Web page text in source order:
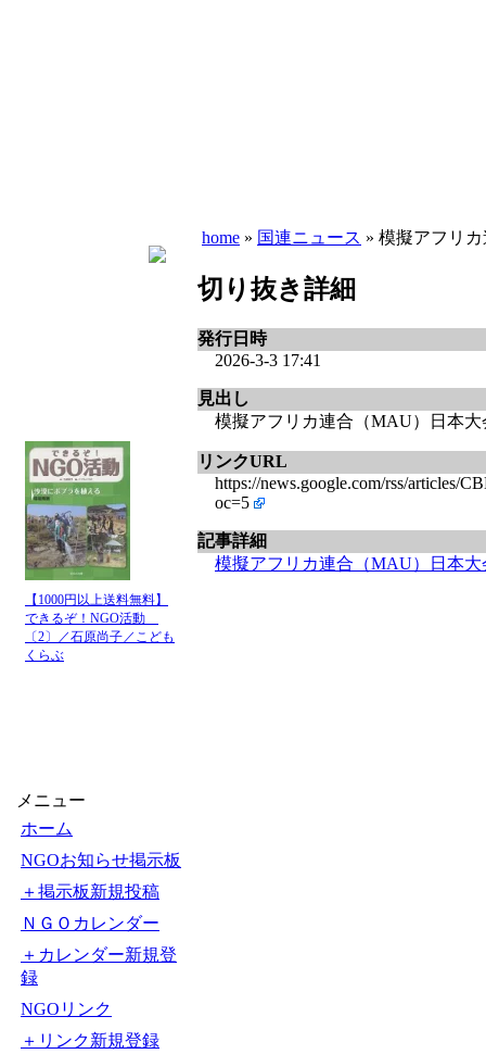
【1000円以上送料無料】
できるぞ！NGO活動
〔2〕／石原尚子／こども
くらぶ
メニュー
ホーム
NGOお知らせ掲示板
＋掲示板新規投稿
ＮＧＯカレンダー
＋カレンダー新規登
録
NGOリンク
＋リンク新規登録
home » 国連ニュース » 模擬アフリカ
切り抜き詳細
発行日時
2026-3-3 17:41
見出し
模擬アフリカ連合（MAU）日本大
リンクURL
https://news.google.com/rss/
oc=5
記事詳細
模擬アフリカ連合（MAU）日本